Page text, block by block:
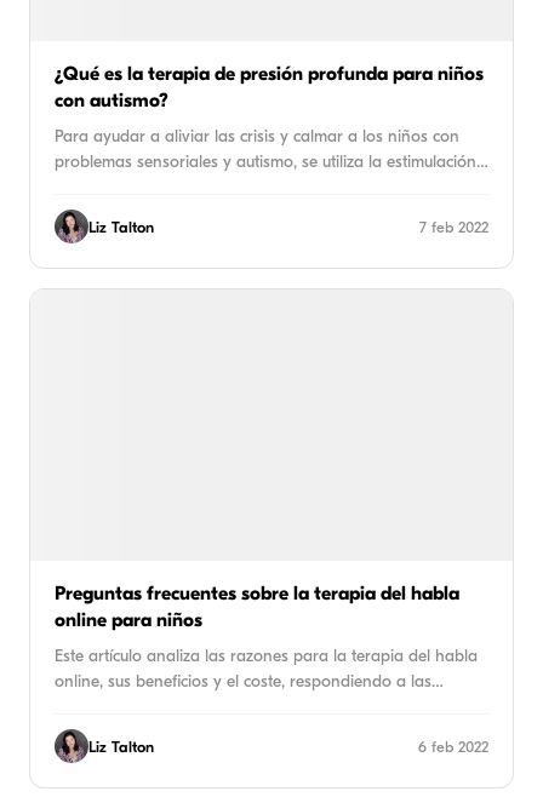
¿Qué es la terapia de presión profunda para niños
con autismo?
Para ayudar a aliviar las crisis y calmar a los niños con
problemas sensoriales y autismo, se utiliza la estimulación…
Liz Talton 7 feb 2022
Preguntas frecuentes sobre la terapia del habla
online para niños
Este artículo analiza las razones para la terapia del habla
online, sus beneficios y el coste, respondiendo a las…
Liz Talton 6 feb 2022